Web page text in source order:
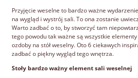
Przyjęcie weselne to bardzo ważne
na wygląd i wystrój sali. To ona zostanie
Warto zadbać o to, by stworzyć tam
tego powodu tak ważne są wszystkie
ozdoby na stół weselny. Oto 6 ciekawych
zadbać o piękny wygląd tego wnętrza.
Stoły bardzo ważny element sali weselnej